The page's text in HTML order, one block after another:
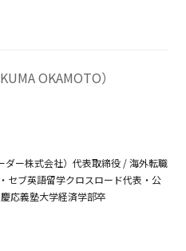
OKAMOTO）
ー株式会社）代表取締役 / 海外転職
セブ英語留学クロスロード代表・公
応義塾大学経済学部卒